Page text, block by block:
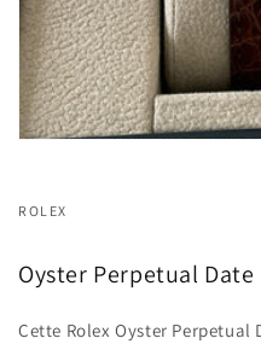
ROLEX
Oyster Perpetual Date
Cette Rolex Oyster